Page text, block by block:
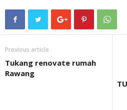
Previous article
Tukang renovate rumah
Rawang